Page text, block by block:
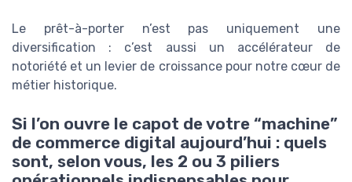
Le prêt-à-porter n’est pas uniquement une
diversification : c’est aussi un accélérateur de
notoriété et un levier de croissance pour notre cœur de
métier historique.
Si l’on ouvre le capot de votre “machine”
de commerce digital aujourd’hui : quels
sont, selon vous, les 2 ou 3 piliers